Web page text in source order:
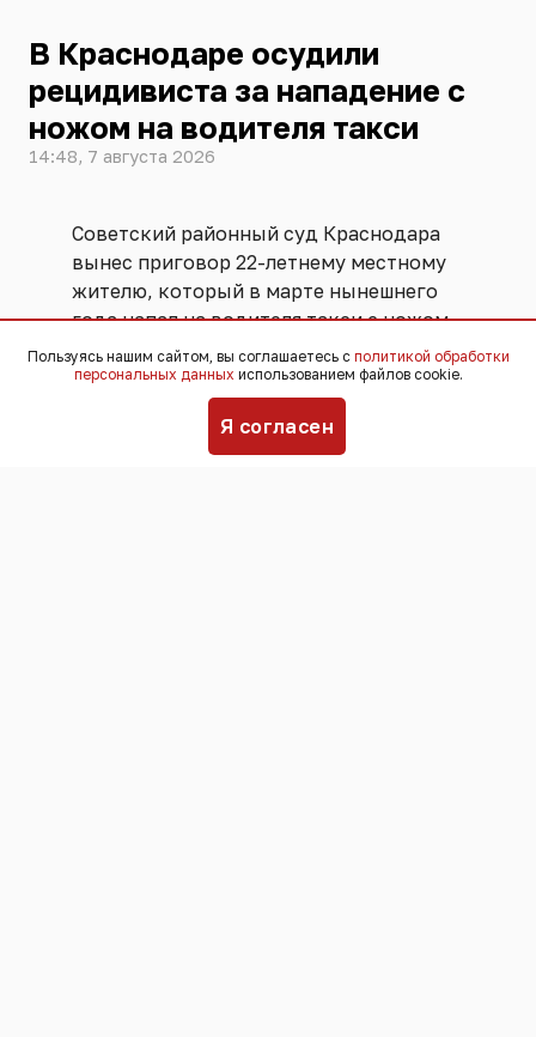
В Краснодаре осудили
рецидивиста за нападение с
ножом на водителя такси
14:48, 7 августа 2026
Советский районный суд Краснодара
вынес приговор 22-летнему местному
жителю, который в марте нынешнего
года напал на водителя такси с ножом
и потребовал отдать деньги.
мошенничество, разбой, присвоение и
Пользуясь нашим сайтом, вы соглашаетесь с политикой обработки
персональных данных использованием файлов cookie.
Я согласен